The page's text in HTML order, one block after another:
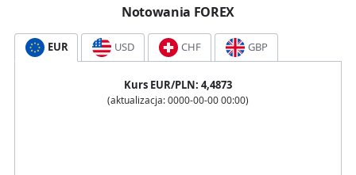
Notowania FOREX
EUR USD CHF GBP
Kurs EUR/PLN: 4,4873
(aktualizacja: 0000-00-00 00:00)